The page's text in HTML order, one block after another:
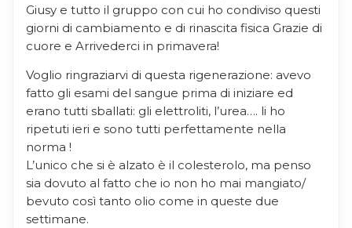
Giusy e tutto il gruppo con cui ho condiviso questi
giorni di cambiamento e di rinascita fisica Grazie di
cuore e Arrivederci in primavera!
Voglio ringraziarvi di questa rigenerazione: avevo
fatto gli esami del sangue prima di iniziare ed
erano tutti sballati: gli elettroliti, l’urea…. li ho
ripetuti ieri e sono tutti perfettamente nella
norma !
L’unico che si è alzato è il colesterolo, ma penso
sia dovuto al fatto che io non ho mai mangiato/
bevuto così tanto olio come in queste due
settimane.